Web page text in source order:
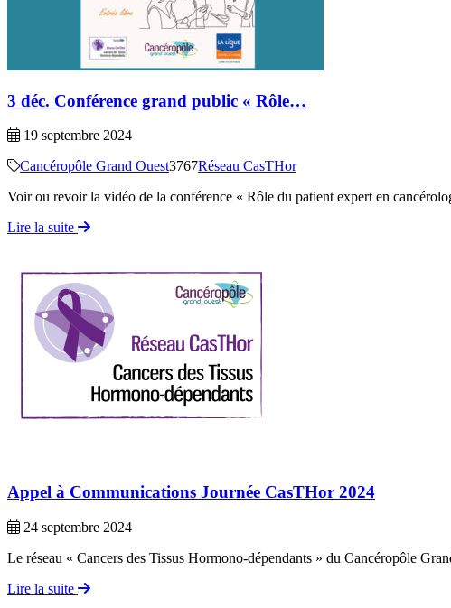
3 déc. Conférence grand public « Rôle…
19 septembre 2024
Cancéropôle Grand Ouest3767Réseau CasTHor
Voir ou revoir la vidéo de la conférence « Rôle du patient expert en
Lire la suite
Appel à Communications Journée CasTHor 2024
24 septembre 2024
Le réseau « Cancers des Tissus Hormono-dépendants » du Cancéropôle
Lire la suite